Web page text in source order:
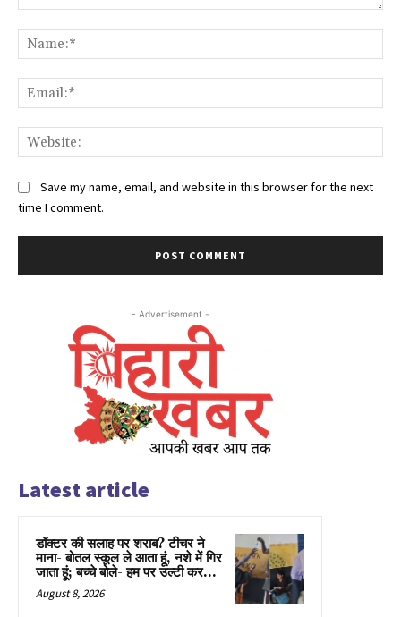
Save my name, email, and website in this browser for the next
time I comment.
- Advertisement -
Latest article
डॉक्टर की सलाह पर शराब? टीचर ने
माना- बोतल स्कूल ले आता हूं, नशे में गिर
जाता हूं; बच्चे बोले- हम पर उल्टी कर...
August 8, 2026